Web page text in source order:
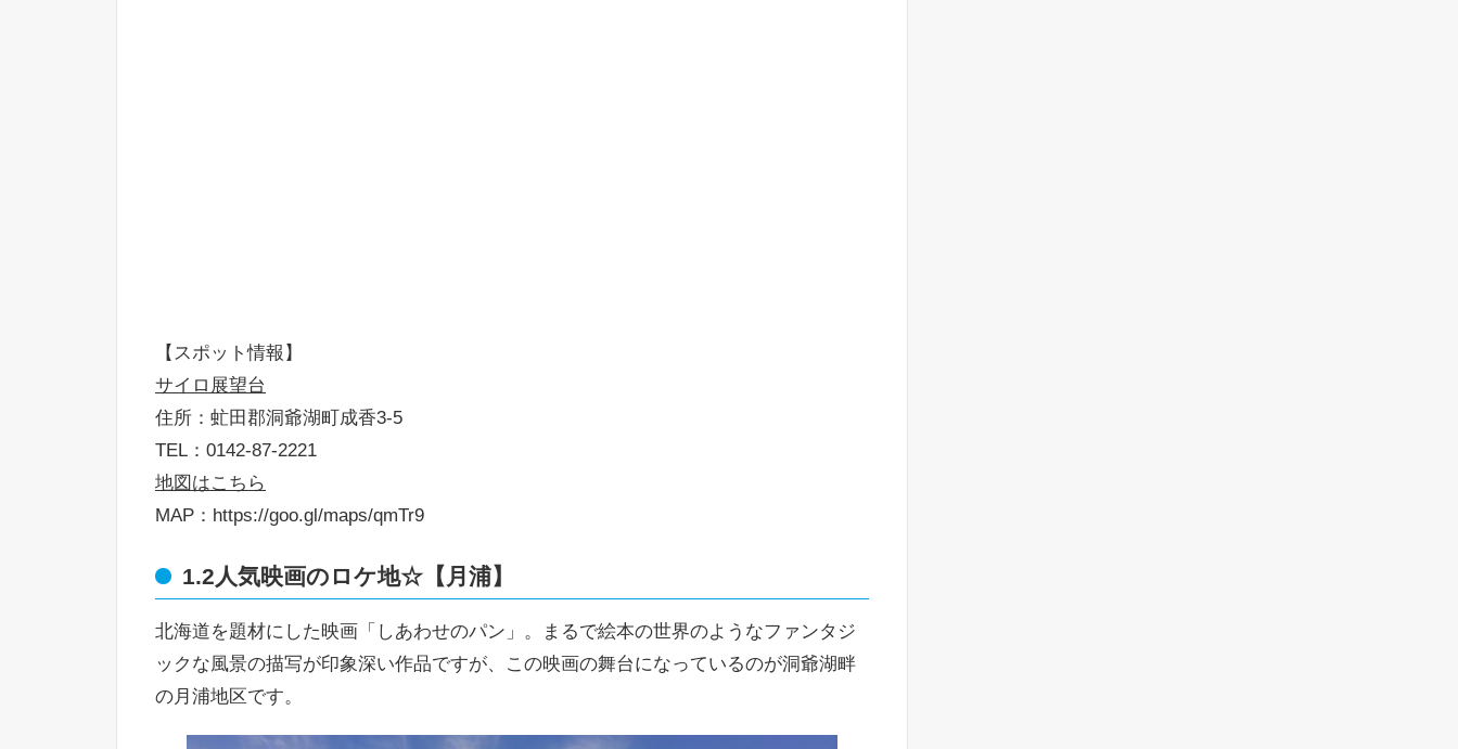
【スポット情報】
サイロ展望台
住所：虻田郡洞爺湖町成香3-5
TEL：0142-87-2221
地図はこちら
MAP：https://goo.gl/maps/qmTr9
1.2人気映画のロケ地☆【月浦】
北海道を題材にした映画「しあわせのパン」。まるで絵本の世界のようなファンタジ
ックな風景の描写が印象深い作品ですが、この映画の舞台になっているのが洞爺湖畔
の月浦地区です。